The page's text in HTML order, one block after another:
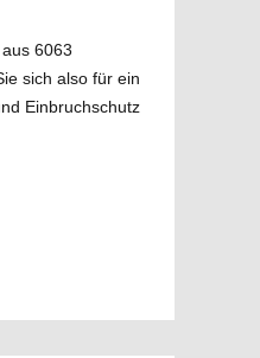
6063
sich also für ein
Einbruchschutz